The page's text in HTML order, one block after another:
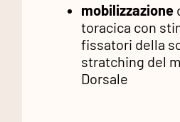
mobilizzazione
toracica con
fissatori della
stratching del
Dorsale